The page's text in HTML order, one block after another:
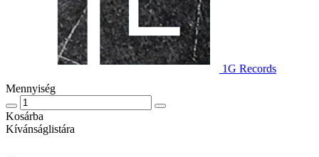
1G Records
Mennyiség
Kosárba
Kívánságlistára